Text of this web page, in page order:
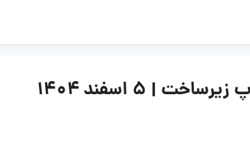
| ۵ اسفند ۱۴۰۴